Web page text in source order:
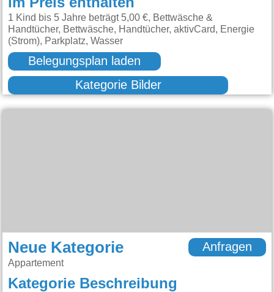
1 Kind bis 5 Jahre beträgt 5,00 €, Bettwäsche &
Handtücher, Bettwäsche, Handtücher, aktivCard, Energie
(Strom), Parkplatz, Wasser
Belegungsplan laden
Kategorie Bilder
Neue Kategorie
Appartement
Anfragen
Kategorie Beschreibung